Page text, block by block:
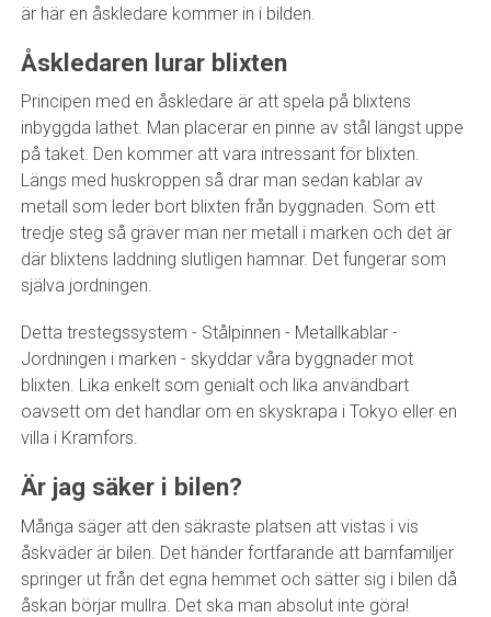
är här en åskledare kommer in i bilden.
Åskledaren lurar blixten
Principen med en åskledare är att spela på blixtens
inbyggda lathet. Man placerar en pinne av stål längst uppe
på taket. Den kommer att vara intressant för blixten.
Längs med huskroppen så drar man sedan kablar av
metall som leder bort blixten från byggnaden. Som ett
tredje steg så gräver man ner metall i marken och det är
där blixtens laddning slutligen hamnar. Det fungerar som
själva jordningen.
Detta trestegssystem - Stålpinnen - Metallkablar -
Jordningen i marken - skyddar våra byggnader mot
blixten. Lika enkelt som genialt och lika användbart
oavsett om det handlar om en skyskrapa i Tokyo eller en
villa i Kramfors.
Är jag säker i bilen?
Många säger att den säkraste platsen att vistas i vis
åskväder är bilen. Det händer fortfarande att barnfamiljer
springer ut från det egna hemmet och sätter sig i bilen då
åskan börjar mullra. Det ska man absolut inte göra!